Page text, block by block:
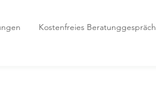
Kostenfreies Beratunggespräch